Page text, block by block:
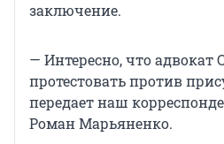
заключение.
— Интересно, что адвокат
протестовать против
передает наш
Роман Марьяненко.